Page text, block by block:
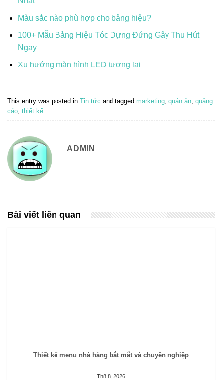
Màu sắc nào phù hợp cho bảng hiệu?
100+ Mẫu Bảng Hiệu Tóc Dựng Đứng Gây Thu Hút
Ngay
Xu hướng màn hình LED tương lai
This entry was posted in Tin tức and tagged marketing, quán ăn, quảng
cáo, thiết kế.
ADMIN
Bài viết liên quan
Thiết kế menu nhà hàng bắt mắt và chuyên nghiệp
Th8 8, 2026